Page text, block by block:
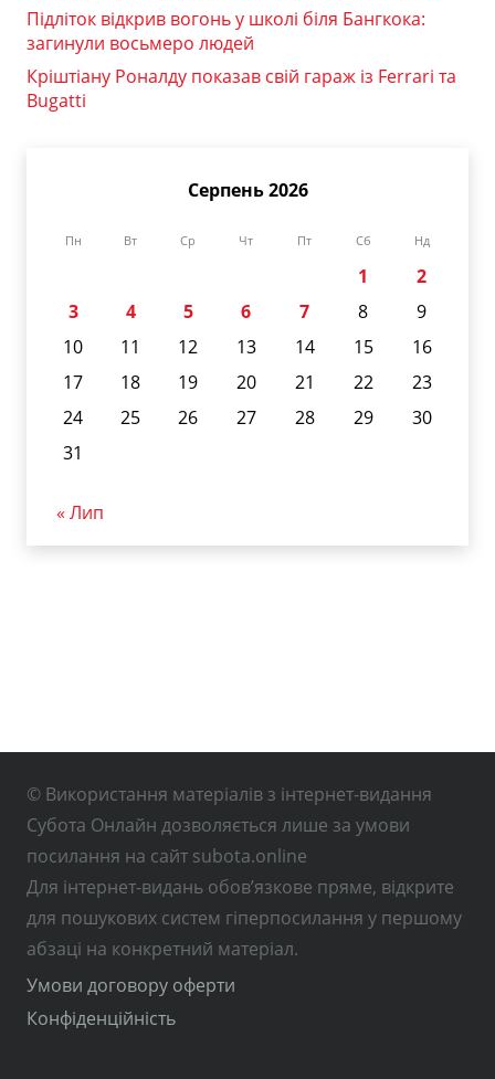
Підліток відкрив вогонь у школі біля Бангкока:
загинули восьмеро людей
Кріштіану Роналду показав свій гараж із Ferrari та
Bugatti
Серпень 2026
Пн Вт Ср Чт Пт Сб Нд
1
2
3
4 5 6 7 8
9
10
11 12 13 14 15
16
17
18 19 20 21 22
23
24
25 26 27 28 29
30
31
« Лип
© Використання матеріалів з інтернет-видання
Субота Онлайн дозволяється лише за умови
посилання на сайт subota.online
Для інтернет-видань обов’язкове пряме, відкрите
для пошукових систем гіперпосилання у першому
абзаці на конкретний матеріал.
Умови договору оферти
Конфіденційність